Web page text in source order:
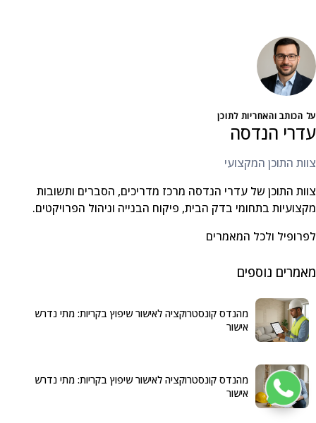
על הכותב והאחריות לתוכן
עדרי הנדסה
צוות התוכן המקצועי
צוות התוכן של עדרי הנדסה מרכז מדריכים, הסברים ותשובות
מקצועיות בתחומי בדק הבית, פיקוח הבנייה וניהול הפרויקטים.
לפרופיל ולכל המאמרים
מאמרים נוספים
מהנדס קונסטרוקציה לאישור שיפוץ בקריות: מתי נדרש
אישור
מהנדס קונסטרוקציה לאישור שיפוץ בקריות: מתי נדרש
אישור